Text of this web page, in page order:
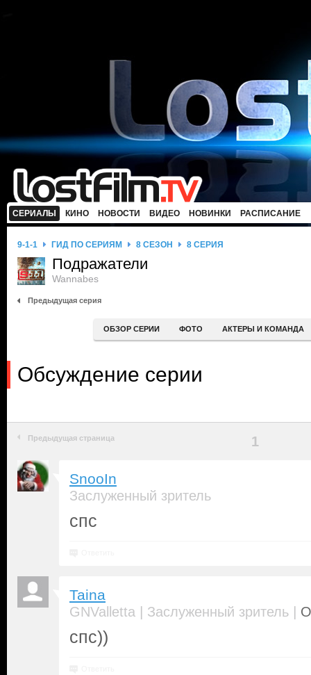
СЕРИАЛЫ КИНО НОВОСТИ ВИДЕО НОВИНКИ РАСПИСАНИЕ
9-1-1 ГИД ПО СЕРИЯМ 8 СЕЗОН 8 СЕРИЯ
Подражатели
Wannabes
Предыдущая серия
ОБЗОР СЕРИИ ФОТО АКТЕРЫ И КОМАНДА
Обсуждение серии
Предыдущая страница 1
SnooIn
Заслуженный зритель
спс
Taina
GNValletta | Заслуженный зритель |
спс))